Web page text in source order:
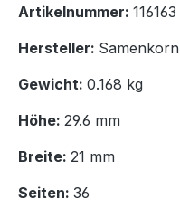
Artikelnummer: 116163
Hersteller: Samenkorn
Gewicht: 0.168 kg
Höhe: 29.6 mm
Breite: 21 mm
Seiten: 36